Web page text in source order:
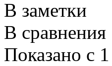
В заметки
В сравнения
Показано с